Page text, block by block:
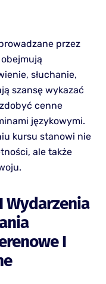
przez
słuchanie,
szansę wykazać
cenne
językowymi.
kursu stanowi nie
ale także
Wydarzenia
I